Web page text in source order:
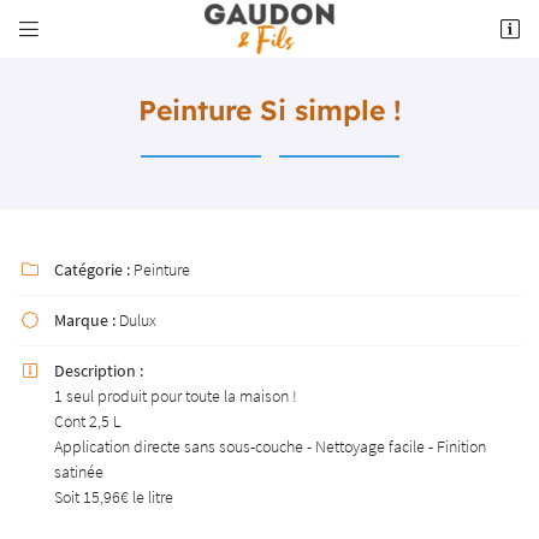
 
 Adresse email de réception
Recopier le code ci-contre
Peinture Si simple !
 Catégorie : Peinture
 Marque : Dulux

Description :
1 seul produit pour toute la maison !
Cont 2,5 L
Application directe sans sous-couche - Nettoyage facile - Finition
satinée
Soit 15,96€ le litre